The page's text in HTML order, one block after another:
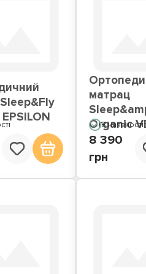
матрац
Organic
В наявності
8 390
грн